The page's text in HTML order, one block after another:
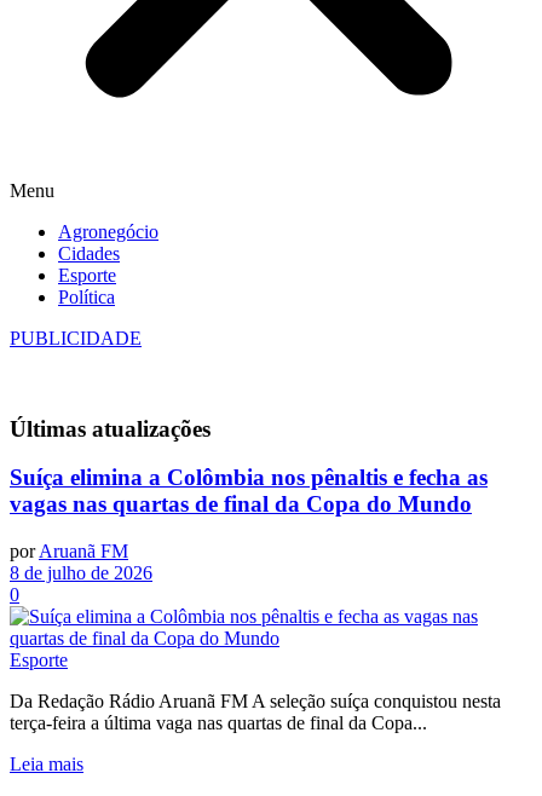
Menu
Agronegócio
Cidades
Esporte
Política
PUBLICIDADE
Últimas atualizações
Suíça elimina a Colômbia nos pênaltis e fecha as
vagas nas quartas de final da Copa do Mundo
por Aruanã FM
8 de julho de 2026
0
Esporte
Da Redação Rádio Aruanã FM A seleção suíça conquistou nesta
terça-feira a última vaga nas quartas de final da Copa...
Leia mais